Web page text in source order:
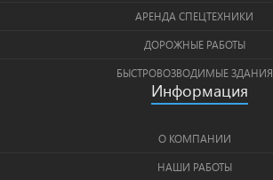
АРЕНДА СПЕЦТЕХНИКИ
ДОРОЖНЫЕ РАБОТЫ
БЫСТРОВОЗВОДИМЫЕ ЗДАНИЯ
Информация
О КОМПАНИИ
НАШИ РАБОТЫ